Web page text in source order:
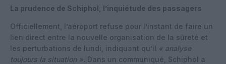
La prudence de Schiphol, l’inquiétude des passagers
Officiellement, l’aéroport refuse pour l’instant de faire un
lien direct entre la nouvelle organisation de la sûreté et
les perturbations de lundi, indiquant qu’il « analyse
toujours la situation ». Dans un communiqué, Schiphol a